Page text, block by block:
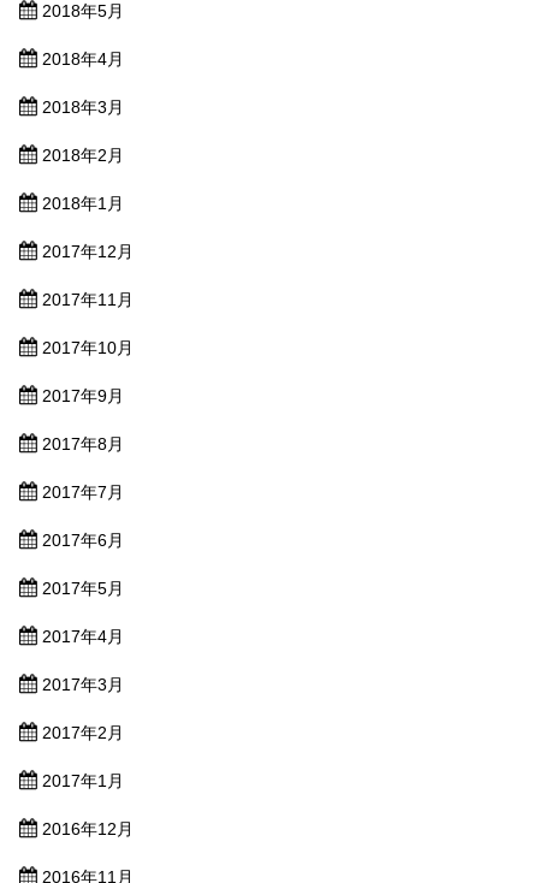
2018年5月
2018年4月
2018年3月
2018年2月
2018年1月
2017年12月
2017年11月
2017年10月
2017年9月
2017年8月
2017年7月
2017年6月
2017年5月
2017年4月
2017年3月
2017年2月
2017年1月
2016年12月
2016年11月